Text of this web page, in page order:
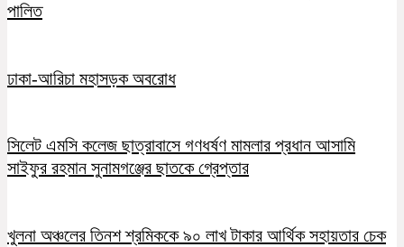
পালিত
ঢাকা-আরিচা মহাসড়ক অবরোধ
সিলেট এমসি কলেজ ছাত্রাবাসে গণধর্ষণ মামলার প্রধান আসামি
সাইফুর রহমান সুনামগঞ্জের ছাতকে গ্রেপ্তার
খুলনা অঞ্চলের তিনশ শ্রমিককে ৯০ লাখ টাকার আর্থিক সহায়তার চেক